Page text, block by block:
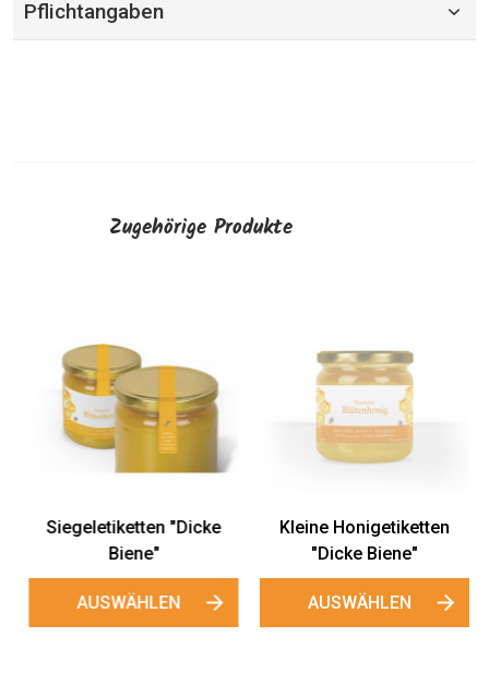
Pflichtangaben
Zugehörige Produkte
Siegeletiketten "Dicke
Biene"
AUSWÄHLEN
Kleine Honigetiketten
"Dicke Biene"
AUSWÄHLEN